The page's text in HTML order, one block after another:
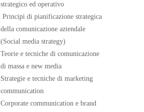
strategico ed operativo
Principi di pianificazione strategica
della comunicazione aziendale
(Social media strategy)
Teorie e tecniche di comunicazione
di massa e new media
Strategie e tecniche di marketing
communication
Corporate communication e brand